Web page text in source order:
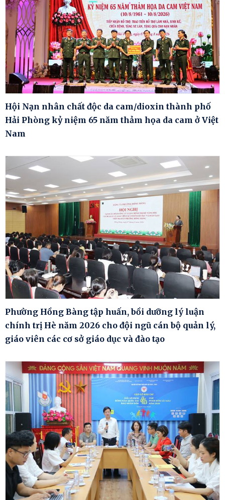
Hội Nạn nhân chất độc da cam/dioxin thành phố
Hải Phòng kỷ niệm 65 năm thảm họa da cam ở Việt
Nam
Phường Hồng Bàng tập huấn, bồi dưỡng lý luận
chính trị Hè năm 2026 cho đội ngũ cán bộ quản lý,
giáo viên các cơ sở giáo dục và đào tạo